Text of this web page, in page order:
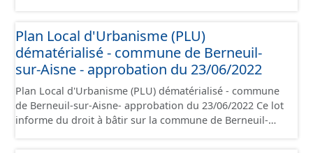
administratives, le rapport de présentation, le PADD, le
règlement (à l'exception des plans de zonages), les
annexes, les orientations d'aménagement et les données
de ces données, il est rappelé que seuls les documents
papier font foi et sont opposables d'un point de vue
juridique.
Plan Local d'Urbanisme (PLU)
dématérialisé - commune de Berneuil-
sur-Aisne - approbation du 23/06/2022
Plan Local d'Urbanisme (PLU) dématérialisé - commune
de Berneuil-sur-Aisne- approbation du 23/06/2022 Ce lot
informe du droit à bâtir sur la commune de Berneuil-